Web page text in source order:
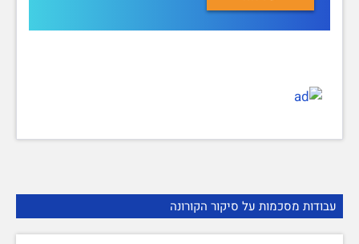
עבודות מסכמות על סיקור הקורונה